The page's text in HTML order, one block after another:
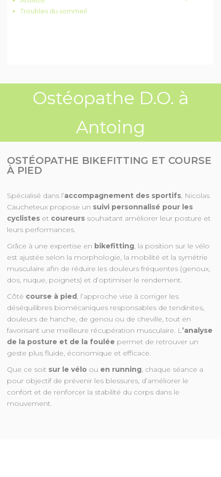
Troubles du sommeil
Ostéopathe D.O. à
Antoing
OSTÉOPATHE BIKEFITTING ET COURSE
À PIED
Spécialisé dans l’accompagnement des sportifs , Nicolas
Caucheteux propose un suivi personnalisé pour les
cyclistes et coureurs souhaitant améliorer leur posture et
leurs performances.
Grâce à une expertise en bikefitting , la position sur le vélo
est ajustée selon la morphologie, la mobilité et la symétrie
musculaire afin de réduire les douleurs fréquentes (genoux,
dos, nuque, poignets) et d’optimiser le rendement.
Côté course à pied , l’approche vise à corriger les
déséquilibres biomécaniques responsables de tendinites,
douleurs de hanche, de genou ou de cheville, tout en
favorisant une meilleure récupération musculaire. L ’analyse
de la posture et de la foulée permet de retrouver un
geste plus fluide, économique et efficace.
Que ce soit sur le vélo ou en running , chaque séance a
pour objectif de prévenir les blessures, d’améliorer le
confort et de renforcer la stabilité du corps dans le
mouvement.